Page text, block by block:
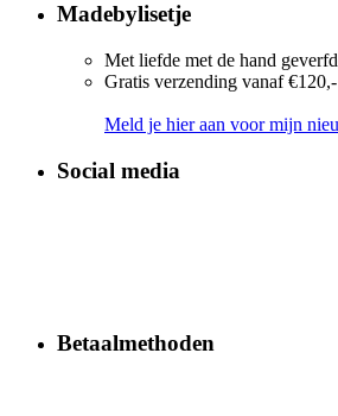
Madebylisetje
Met liefde met de hand
Gratis verzending vanaf
Meld je hier aan voor mijn
Social media
Betaalmethoden